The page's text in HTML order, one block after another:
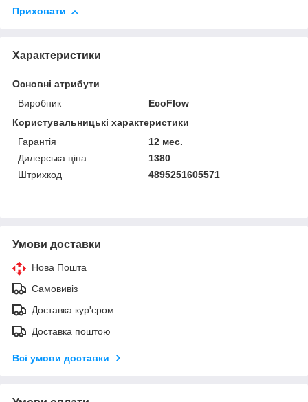
Приховати
Характеристики
Основні атрибути
Виробник
EcoFlow
Користувальницькі характеристики
Гарантія
12 мес.
Дилерська ціна
1380
Штрихкод
4895251605571
Умови доставки
Нова Пошта
Самовивіз
Доставка кур'єром
Доставка поштою
Всі умови доставки